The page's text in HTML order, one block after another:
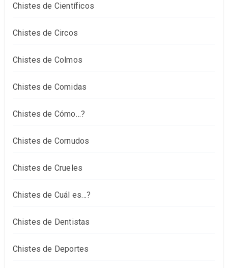
Chistes de Científicos
Chistes de Circos
Chistes de Colmos
Chistes de Comidas
Chistes de Cómo…?
Chistes de Cornudos
Chistes de Crueles
Chistes de Cuál es…?
Chistes de Dentistas
Chistes de Deportes